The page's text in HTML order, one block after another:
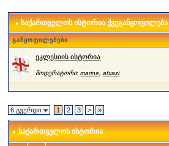
საქართველოს ისტორია ქვეგანყოფილება
განყოფილებები
ეკლესიის ისტორია
მოდერატორი:marine ,afxazi
6 გვერდი 1 2 3 > »
საქართველოს ისტორია